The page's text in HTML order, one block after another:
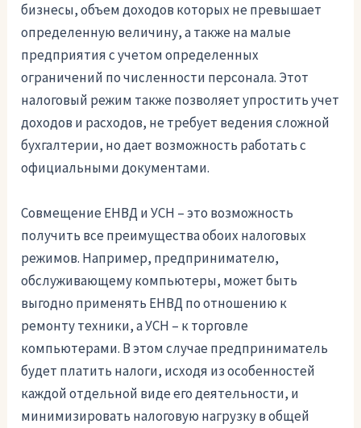
бизнесы, объем доходов которых не превышает
определенную величину, а также на малые
предприятия с учетом определенных
ограничений по численности персонала. Этот
налоговый режим также позволяет упростить учет
доходов и расходов, не требует ведения сложной
бухгалтерии, но дает возможность работать с
официальными документами.
Совмещение ЕНВД и УСН – это возможность
получить все преимущества обоих налоговых
режимов. Например, предпринимателю,
обслуживающему компьютеры, может быть
выгодно применять ЕНВД по отношению к
ремонту техники, а УСН – к торговле
компьютерами. В этом случае предприниматель
будет платить налоги, исходя из особенностей
каждой отдельной виде его деятельности, и
минимизировать налоговую нагрузку в общей